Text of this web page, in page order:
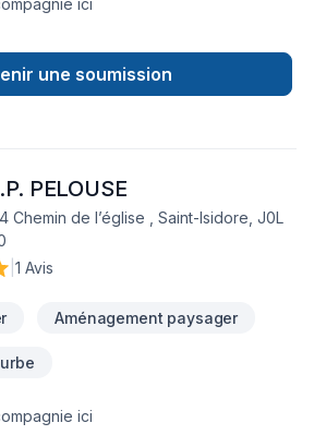
ici
une soumission
PELOUSE
Chemin de l’église , Saint-Isidore, J0L
1 Avis
Aménagement paysager
ici